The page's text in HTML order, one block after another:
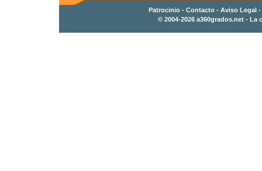
Patrocinio- Contacto- Aviso Legal -
© 2004-2026 a360grados.net- La